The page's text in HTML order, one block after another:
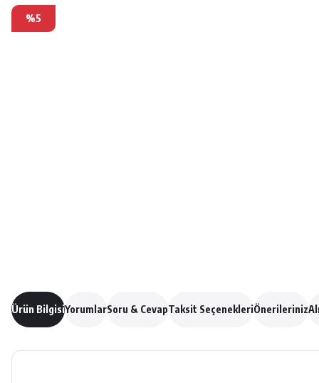
%5
Ürün BilgisiYorumlarSoru & CevapTaksit SeçenekleriÖnerileriniz